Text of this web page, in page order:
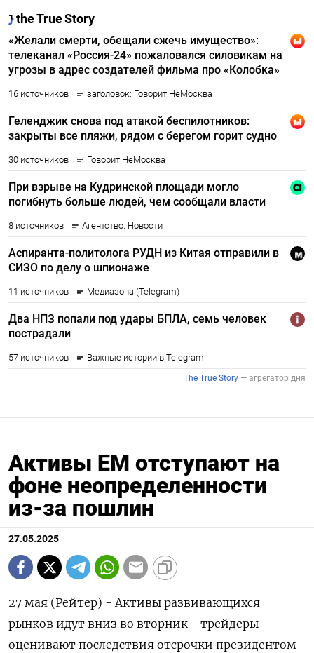
Активы EM отступают на
фоне неопределенности
из-за пошлин
27.05.2025
27 мая (Рейтер) - Активы развивающихся
рынков идут вниз во вторник - трейдеры
оценивают последствия отсрочки президентом